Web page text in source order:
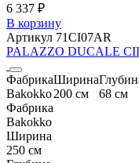
6 337 ₽
В корзину
Артикул 71CI07AR
PALAZZO DUCALE
Фабрика
Bakokko
Ширина
200 см
68 см
Фабрика
Bakokko
Ширина
250 см